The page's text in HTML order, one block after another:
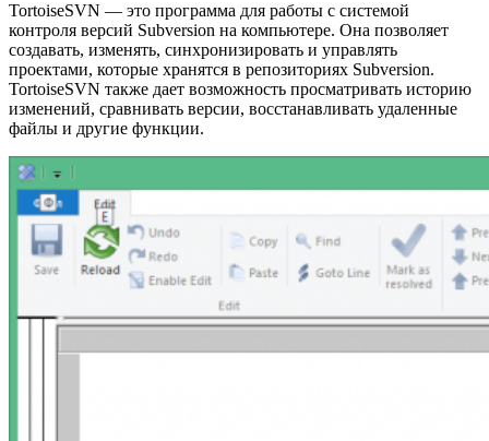
TortoiseSVN — это программа для работы с системой
контроля версий Subversion на компьютере. Она позволяет
создавать, изменять, синхронизировать и управлять
проектами, которые хранятся в репозиториях Subversion.
TortoiseSVN также дает возможность просматривать историю
изменений, сравнивать версии, восстанавливать удаленные
файлы и другие функции.